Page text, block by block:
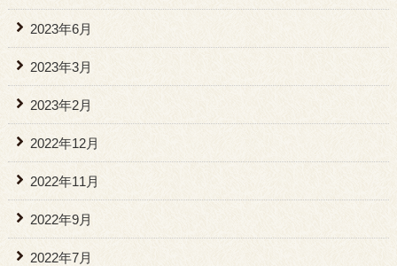
2023年6月
2023年3月
2023年2月
2022年12月
2022年11月
2022年9月
2022年7月